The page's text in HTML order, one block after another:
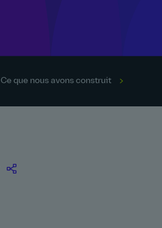
Ce que nous avons construit